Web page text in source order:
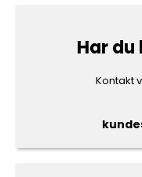
Har
Kontakt